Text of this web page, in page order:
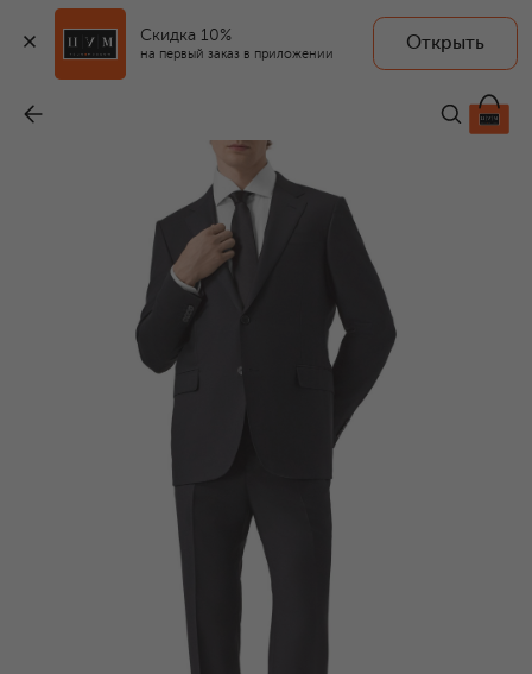
Скидка 10%
на первый заказ в приложении
Открыть
499 500 ₽